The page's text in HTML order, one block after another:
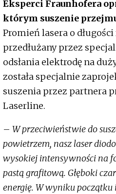
Eksperci Fraunhofera
którym suszenie
Promień lasera o
przedłużany przez
odsłania elektrodę na
została specjalnie
suszenia przez partnera
Laserline.
– W przeciwieństwie do
powietrzem, nasz laser
wysokiej intensywności na
pastą grafitową. Głęboki
energię. W wyniku